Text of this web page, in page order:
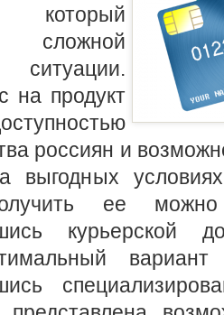
который
сложной
на продукт
россиян и
выгодных
ее
курьерской